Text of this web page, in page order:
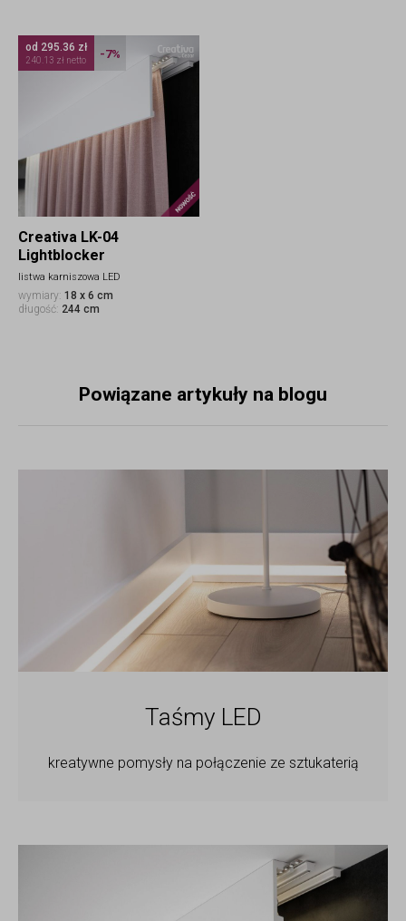
Nowość
Creativa LK-04
Lightblocker
listwa karniszowa LED
wymiary: 18 x 6 cm
długość: 244 cm
od 295.36 zł
240.13 zł netto -7%
Powiązane artykuły na blogu
Taśmy LED
kreatywne pomysły na połączenie ze sztukaterią